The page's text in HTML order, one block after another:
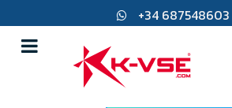
+34 687548603
45217 Ugena, Toledo